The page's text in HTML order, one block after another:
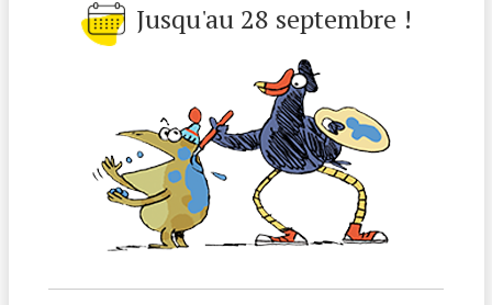
Jusqu'au 28 septembre !